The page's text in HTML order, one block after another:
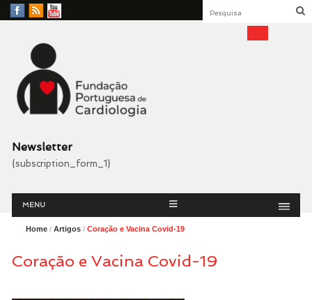
Facebook
RSS
YouTube
Fundação Portuguesa
Cardiologia
Newsletter
{subscription_form_1}
Menu
MENU
Home/ Artigos/ Coração e Vacina Covid-19
Coração e Vacina Covid-19